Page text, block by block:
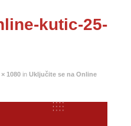
kutic-25-
× 1080 in Uključite se na Online